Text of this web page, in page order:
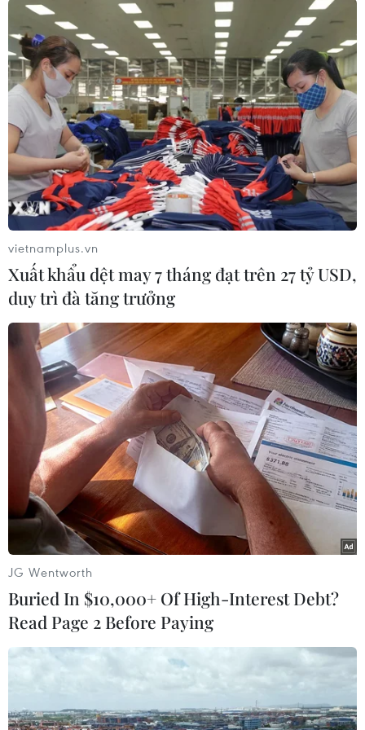
#Mỹ #NRC
#Thảm hoạ
Mỹ
Theo dõi VietnamPlus
TIN CÙNG CHUYÊN MỤC
Chiến dịch siết nhập cư của Mỹ tăng
tốc, ICE bắt giữ 51.000 người
09/08/2026 06:56
Bạn bè Canada chia sẻ về giá trị độc
lập, tự chủ của Việt Nam
vietnamplus.vn
Xuất khẩu dệt may 7 tháng đạt trên 27 tỷ USD,
duy trì đà tăng trưởng
JG Wentworth
Buried In $10,000+ Of High-Interest Debt?
Read Page 2 Before Paying